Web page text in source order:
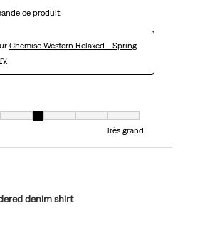
ce produit.
Chemise Western Relaxed - Spring
est égal à Très petit et 7 est égal à Très grand
Très grand
denim shirt